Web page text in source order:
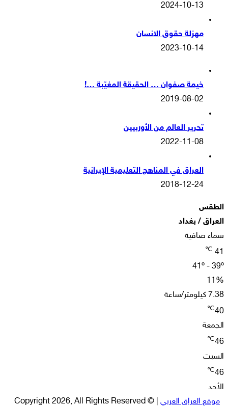
2024-10-13
مهزلة حقوق الانسان
2023-10-14
خيمة صفوان … الحقيقة المغيّبة …!
2019-08-02
تحرير العالم من الأوربيين
2022-11-08
العراق في المناهج التعليمية الإيرانية
2018-12-24
الطقس
العراق / بغداد
سماء صافية
41
℃
41º - 39º
11%
7.38 كيلومتر/ساعة
40
℃
الجمعة
46
℃
السبت
46
℃
الأحد
موقع العراق العربي | © Copyright 2026, All Rights Reserved